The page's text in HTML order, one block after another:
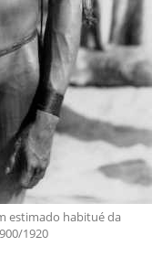
estimado habitué da
1920